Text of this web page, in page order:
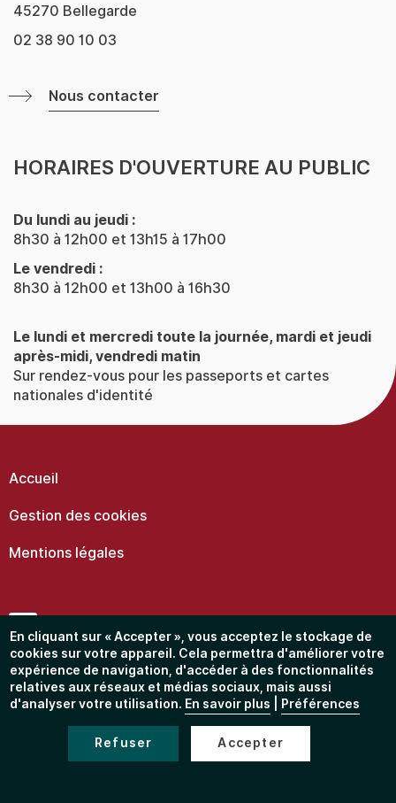
45270 Bellegarde
02 38 90 10 03
Nous contacter
HORAIRES D'OUVERTURE AU PUBLIC
Du lundi au jeudi :
8h30 à 12h00 et 13h15 à 17h00
Le vendredi :
8h30 à 12h00 et 13h00 à 16h30
Le lundi et mercredi toute la journée, mardi et jeudi
après-midi, vendredi matin
Sur rendez-vous pour les passeports et cartes
nationales d'identité
de
Accueil
Gestion des cookies
Mentions légales
Facebook
Instagram
Restons en contact...
En cliquant sur « Accepter », vous acceptez le stockage de
cookies sur votre appareil. Cela permettra d'améliorer votre
expérience de navigation, d'accéder à des fonctionnalités
relatives aux réseaux et médias sociaux, mais aussi
d'analyser votre utilisation. En savoir plus Préférences
Refuser Accepter